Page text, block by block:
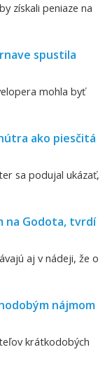
získali peniaze na
spustila
mohla byť
ako piesčitá
sa podujal ukázať,
na Godota, tvrdí
aj v nádeji, že o
nájmom
krátkodobých